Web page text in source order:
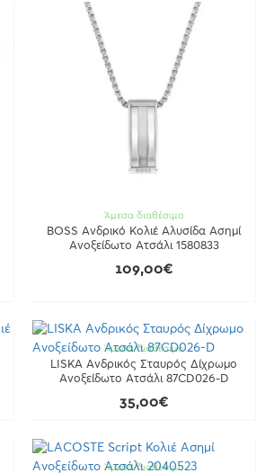
Άμεσα διαθέσιμο
BOSS Ανδρικό Κολιέ Αλυσίδα Ασημί
Ανοξείδωτο Ατσάλι 1580833
109,00€
Άμεσα διαθέσιμο
LISKA Ανδρικός Σταυρός Δίχρωμο
Ανοξείδωτο Ατσάλι 87CD026-D
35,00€
Άμεσα διαθέσιμο